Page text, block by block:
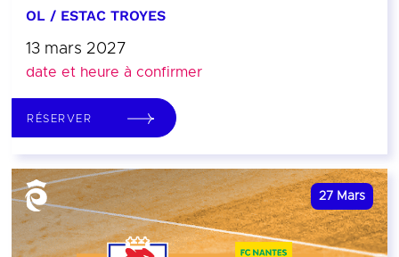
OL / ESTAC TROYES
13 mars 2027
date et heure à confirmer
RÉSERVER
27 Mars